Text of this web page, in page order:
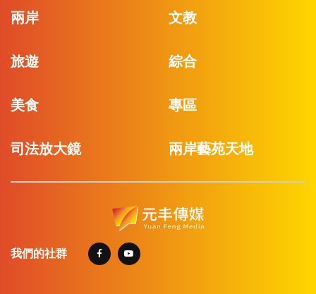
兩岸 文教
旅遊 綜合
美食 專區
司法放大鏡 兩岸藝苑天地
我們的社群